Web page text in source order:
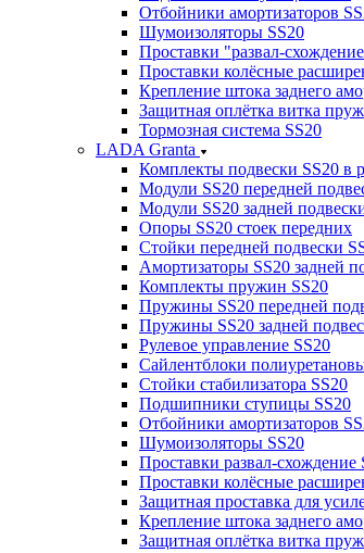
Отбойники амортизаторов
Шумоизоляторы SS20
Проставки "развал-
Проставки колёсные
Крепление штока заднего
Защитная оплётка витка
Тормозная система SS20
LADA Granta
Комплекты подвески SS20 в
Модули SS20 передней
Модули SS20 задней
Опоры SS20 стоек передних
Стойки передней подвески
Амортизаторы SS20 задней
Комплекты пружин SS20
Пружины SS20 передней
Пружины SS20 задней
Рулевое управление SS20
Сайлентблоки
Стойки стабилизатора SS20
Подшипники ступицы SS20
Отбойники амортизаторов
Шумоизоляторы SS20
Проставки развал-схождение
Проставки колёсные
Защитная проставка для
Крепление штока заднего
Защитная оплётка витка